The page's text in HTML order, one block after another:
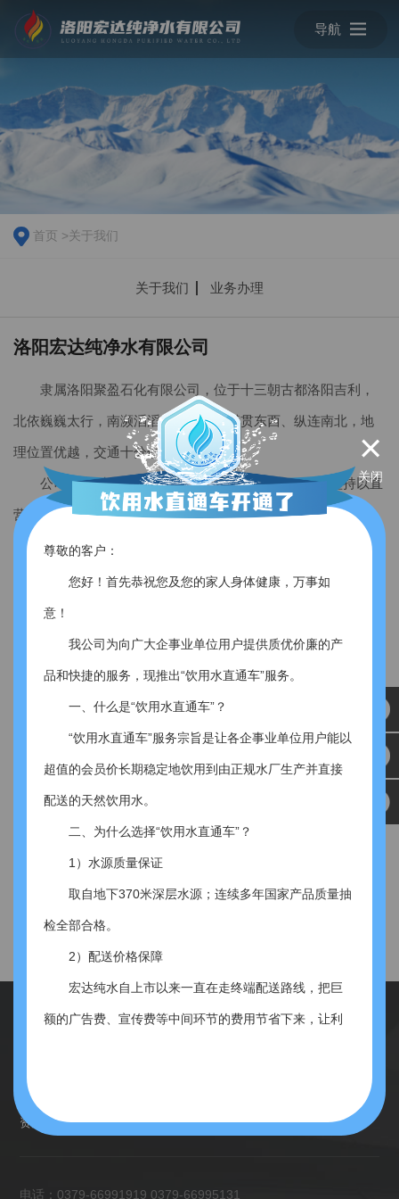
导航
首页 >关于我们
关于我们 业务办理
洛阳宏达纯净水有限公司
隶属洛阳聚盈石化有限公司，位于十三朝古都洛阳吉利，
北依巍巍太行，南濒滔滔黄河，道路横贯东西、纵连南北，地
理位置优越，交通十分便利。
公司从事“杰克”牌桶装饮用水的生产和销售，公司坚持以直
营为主的销售模式，现有员工50余人。
桶装饮用水
20年成就好水
首页
资质荣誉
企业展示 人才招聘 联系我们
电话：0379-66991919 0379-66995131
×
关闭
尊敬的客户：
您好！首先恭祝您及您的家人身体健康，万事如
意！
我公司为向广大企事业单位用户提供质优价廉的产
品和快捷的服务，现推出“饮用水直通车”服务。
一、什么是“饮用水直通车”？
“饮用水直通车”服务宗旨是让各企事业单位用户能以
超值的会员价长期稳定地饮用到由正规水厂生产并直接
配送的天然饮用水。
二、为什么选择“饮用水直通车”？
1）水源质量保证
取自地下370米深层水源；连续多年国家产品质量抽
检全部合格。
2）配送价格保障
宏达纯水自上市以来一直在走终端配送路线，把巨
额的广告费、宣传费等中间环节的费用节省下来，让利
专享的配送热线，公司“直通车”随时为您待命；所